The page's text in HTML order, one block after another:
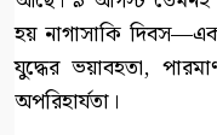
হয় নাগাসাকি
যুদ্ধের ভয়াবহতা,
অপরিহার্যতা।